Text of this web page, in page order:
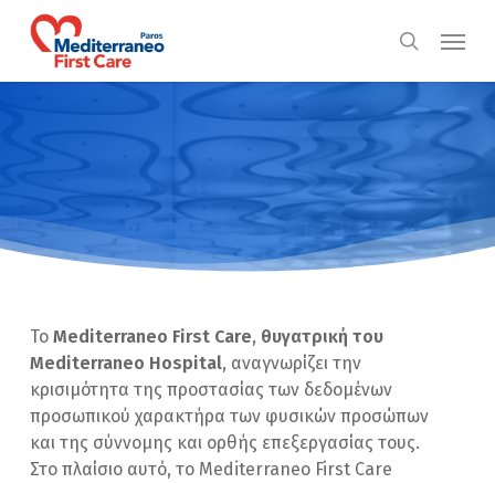
search
Menu
ΤοMediterraneo First Care, θυγατρική του
Mediterraneo Hospital, αναγνωρίζει την
κρισιμότητα της προστασίας των δεδομένων
προσωπικού χαρακτήρα των φυσικών προσώπων
και της σύννομης και ορθής επεξεργασίας τους.
Στο πλαίσιο αυτό, το Mediterraneo First Care